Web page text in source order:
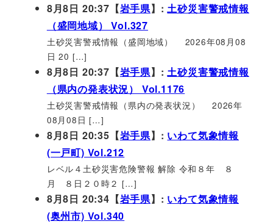
8月8日 20:37【岩手県】:土砂災害警戒情報
（盛岡地域） Vol.327
土砂災害警戒情報（盛岡地域） 2026年08月08
日 20 […]
8月8日 20:37【岩手県】:土砂災害警戒情報
（県内の発表状況） Vol.1176
土砂災害警戒情報（県内の発表状況） 2026年
08月08日 […]
8月8日 20:35【岩手県】: いわて気象情報
(一戸町) Vol.212
レベル４土砂災害危険警報 解除 令和８年 ８
月 ８日２０時２ […]
8月8日 20:34【岩手県】: いわて気象情報
(奥州市) Vol.340